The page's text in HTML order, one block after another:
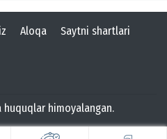
Aloqa Saytni shartlari
huquqlar himoyalangan.